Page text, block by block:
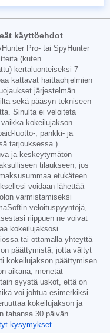
käyttöehdot
Pro- tai SpyHunter
(kuten
kertaluonteiseksi 7
kattavat haittaohjelmien
järjestelmän
sekä pääsyn tekniseen
Sinulta ei veloiteta
kokeilujakson
luotto-, pankki- ja
tarjouksessa.)
ja keskeytymätön
tilaukseen, jos
etukäteen
voidaan lähettää
varmistamiseksi
veloituspyyntöjä,
riippuen ne voivat
kokeilujaksosi
tai ottamalla yhteyttä
päättymistä, jotta vältyt
kokeilujakson päättymisen
aikana, menetät
syystä uskot, että on
voi johtua esimerkiksi
kokeilujakson ja
tahansa 30 päivän
kysymykset.